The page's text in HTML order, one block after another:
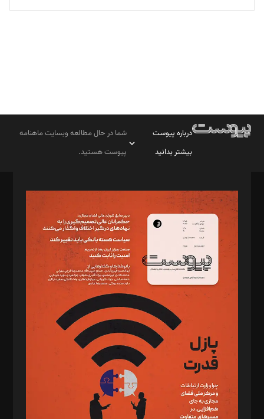
تحریریه
درباره پیوست
بیشتر بدانید
شما در حال مطالعه وبسایت ماهنامه
پیوست هستید.
مدیر مسئول: محمدباقر اثنی‌عشری
سردبیر: مهرک محمودی
دبیر تحریریه: میثم قاسمی
د‌بیر ناداستان: سمانه سمیع
د‌بیر خدمت و تجارت: ابوالفضل رجبی
د‌بیر حقوق فناوری: حسام‌الدین ایپکچی
د‌بیر پیوست جهان: مینا پاکدل
د‌بیر تحریریه آنلاین: بابک نقاش
تحریریه‌: مجتبی محمود‌ی، آرش برهمند، یسنا امان‌پور، سروش کرمیان،
مصطفی مسجدی آرانی، ابوالفضل رجبی، زهرا فکرانه، فائزه فتحی
رستمی،مصطفی باستان
ویرایش: نگار استاد‌‌آقا
طراح یونیفرم: مجید توکلی
فیلمبرداری و عکاسی: امیر شفیعی، مانی لطفی زاده